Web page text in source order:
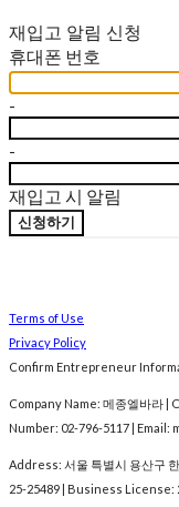
재입고 알림 신청
휴대폰 번호
-
-
재입고 시 알림
신청하기
Terms of Use
Privacy Policy
Confirm Entrepreneur
Company Name: 메종엘바라 |
Number: 02-796-5117 | Email:
Address: 서울 특별시 용산구
25-25489 | Business License: